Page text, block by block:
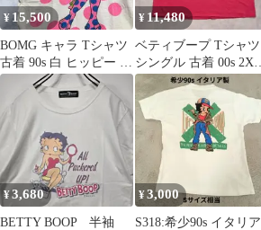
¥15,500
BOMG キャラ Tシャツ
古着 90s 白 ヒッピー ベ
ティブープ サイケ
¥ 11,480
ベティブープ Tシャツ
シングル 古着 00s 2XL
ピンク 20144
¥3,680
BETTY BOOP 半袖
¥3,000
S318:希少90s イタリア